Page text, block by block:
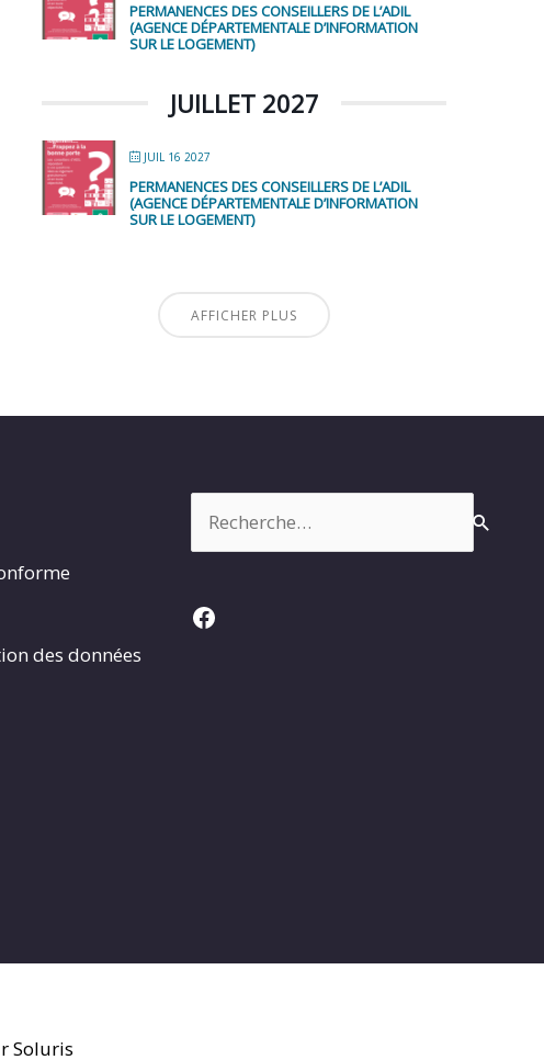
PERMANENCES DES CONSEILLERS DE L’ADIL
(AGENCE DÉPARTEMENTALE D’INFORMATION
SUR LE LOGEMENT)
JUILLET 2027
JUIL 16 2027
PERMANENCES DES CONSEILLERS DE L’ADIL
(AGENCE DÉPARTEMENTALE D’INFORMATION
SUR LE LOGEMENT)
AFFICHER PLUS
des données
Facebook
Soluris